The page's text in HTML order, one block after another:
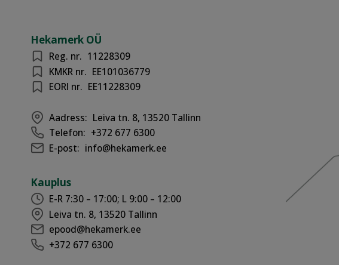
Hekamerk OÜ
Reg. nr. 11228309
KMKR nr. EE101036779
EORI nr. EE11228309
Aadress: Leiva tn. 8, 13520 Tallinn
Telefon: +372 677 6300
E-post: info@hekamerk.ee
Kauplus
E-R 7:30 – 17:00; L 9:00 – 12:00
Leiva tn. 8, 13520 Tallinn
epood@hekamerk.ee
+372 677 6300